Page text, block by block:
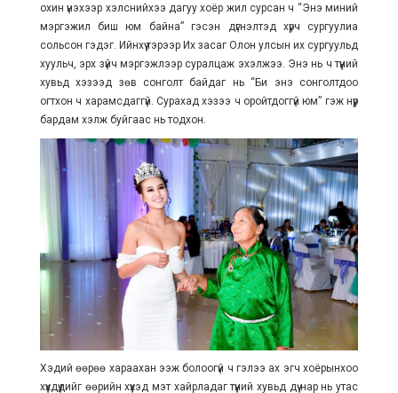
охин үнэхээр хэлснийхээ дагуу хоёр жил сурсан ч “Энэ миний
мэргэжил биш юм байна” гэсэн дүгнэлтэд хүрч сургуулиа
сольсон гэдэг. Ийнхүү тэрээр Их засаг Олон улсын их сургуульд
хуульч, эрх зүйч мэргэжлээр суралцаж эхэлжээ. Энэ нь ч түүний
хувьд хэзээд зөв сонголт байдаг нь “Би энэ сонголтдоо
огтхон ч харамсдаггүй. Сурахад хэзээ ч оройтдоггүй юм” гэж нүүр
бардам хэлж буйгаас нь тодхон.
Хэдий өөрөө хараахан ээж болоогүй ч гэлээ ах эгч хоёрынхоо
хүүхдүүдийг өөрийн хүүхэд мэт хайрладаг түүний хувьд дүү нар нь утас